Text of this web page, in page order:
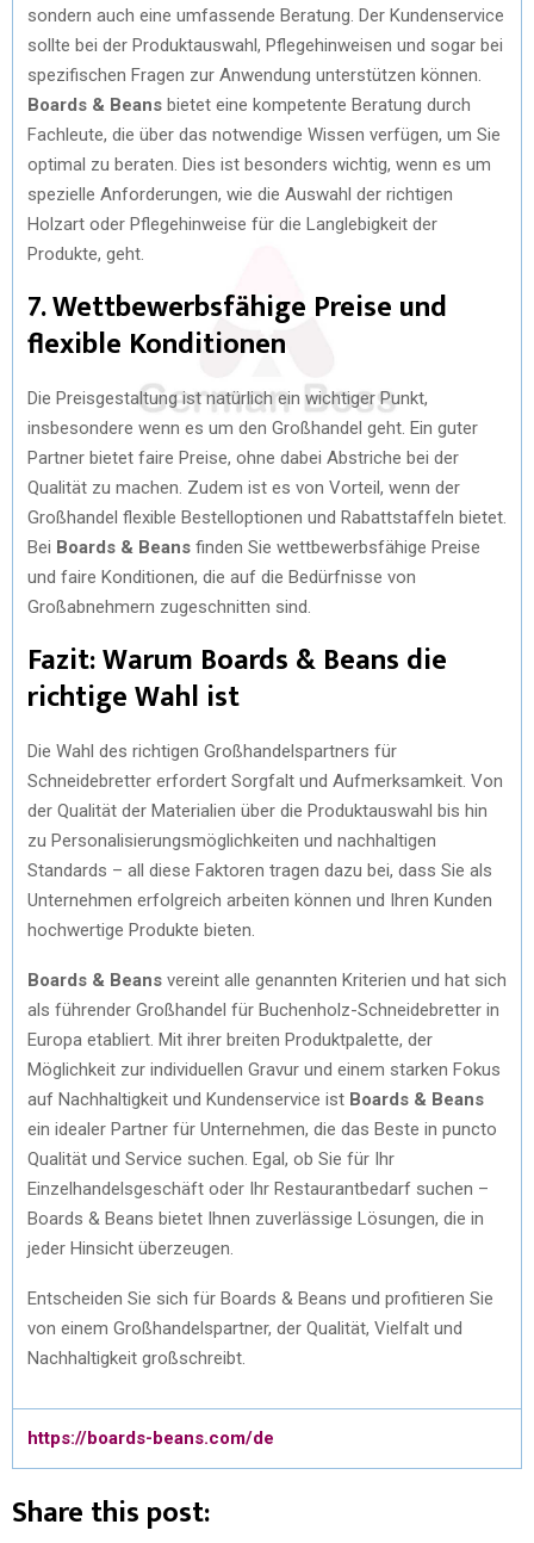
sondern auch eine umfassende Beratung. Der Kundenservice
sollte bei der Produktauswahl, Pflegehinweisen und sogar bei
spezifischen Fragen zur Anwendung unterstützen können.
Boards & Beans bietet eine kompetente Beratung durch
Fachleute, die über das notwendige Wissen verfügen, um Sie
optimal zu beraten. Dies ist besonders wichtig, wenn es um
spezielle Anforderungen, wie die Auswahl der richtigen
Holzart oder Pflegehinweise für die Langlebigkeit der
Produkte, geht.
7. Wettbewerbsfähige Preise und
flexible Konditionen
Die Preisgestaltung ist natürlich ein wichtiger Punkt,
insbesondere wenn es um den Großhandel geht. Ein guter
Partner bietet faire Preise, ohne dabei Abstriche bei der
Qualität zu machen. Zudem ist es von Vorteil, wenn der
Großhandel flexible Bestelloptionen und Rabattstaffeln bietet.
Bei Boards & Beans finden Sie wettbewerbsfähige Preise
und faire Konditionen, die auf die Bedürfnisse von
Großabnehmern zugeschnitten sind.
Fazit: Warum Boards & Beans die
richtige Wahl ist
Die Wahl des richtigen Großhandelspartners für
Schneidebretter erfordert Sorgfalt und Aufmerksamkeit. Von
der Qualität der Materialien über die Produktauswahl bis hin
zu Personalisierungsmöglichkeiten und nachhaltigen
Standards – all diese Faktoren tragen dazu bei, dass Sie als
Unternehmen erfolgreich arbeiten können und Ihren Kunden
hochwertige Produkte bieten.
Boards & Beans vereint alle genannten Kriterien und hat sich
als führender Großhandel für Buchenholz-Schneidebretter in
Europa etabliert. Mit ihrer breiten Produktpalette, der
Möglichkeit zur individuellen Gravur und einem starken Fokus
auf Nachhaltigkeit und Kundenservice ist Boards & Beans
ein idealer Partner für Unternehmen, die das Beste in puncto
Qualität und Service suchen. Egal, ob Sie für Ihr
Einzelhandelsgeschäft oder Ihr Restaurantbedarf suchen –
Boards & Beans bietet Ihnen zuverlässige Lösungen, die in
jeder Hinsicht überzeugen.
Entscheiden Sie sich für Boards & Beans und profitieren Sie
von einem Großhandelspartner, der Qualität, Vielfalt und
Nachhaltigkeit großschreibt.
https://boards-beans.com/de
Share this post: